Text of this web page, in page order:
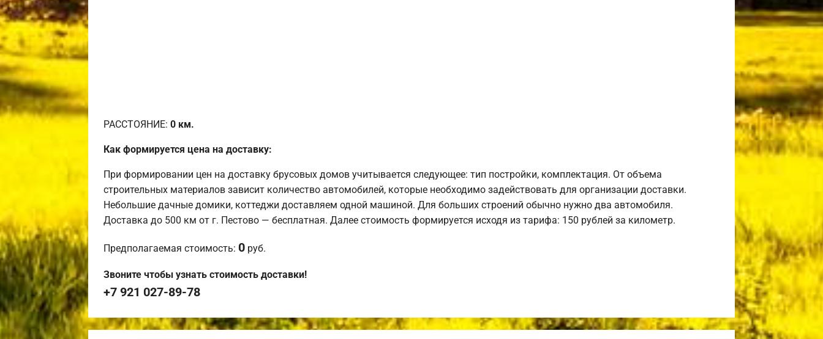
РАССТОЯНИЕ: 0 км.
Как формируется цена на доставку:
При формировании цен на доставку брусовых домов учитывается следующее: тип постройки, комплектация. От объема
строительных материалов зависит количество автомобилей, которые необходимо задействовать для организации доставки.
Небольшие дачные домики, коттеджи доставляем одной машиной. Для больших строений обычно нужно два автомобиля.
Доставка до 500 км от г. Пестово — бесплатная. Далее стоимость формируется исходя из тарифа: 150 рублей за километр.
Предполагаемая стоимость: 0 руб.
Звоните чтобы узнать стоимость доставки!
+7 921 027-89-78